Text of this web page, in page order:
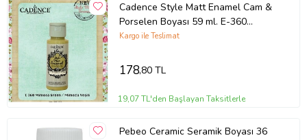
Cadence Style Matt Enamel Cam &
Porselen Boyası 59 ml. E-360
Mimoza Yeşili
Kargo ile Teslimat
178,80 TL
19,07 TL'den Başlayan Taksitlerle
Pebeo Ceramic Seramik Boyası 36